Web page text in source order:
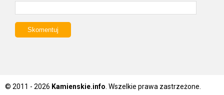
© 2011 - 2026 Kamienskie.info . Wszelkie prawa zastrzeżone.